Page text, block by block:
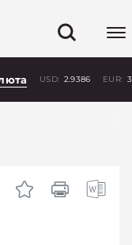
USD: 2.9386 EUR: